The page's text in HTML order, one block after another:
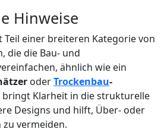
Hinweise
Teil einer breiteren Kategorie von
die die Bau- und
ähnlich wie ein
oderTrockenbau-
bringt Klarheit in die strukturelle
Designs und hilft, Über- oder
vermeiden.